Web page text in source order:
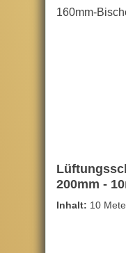
200mm -
Inhalt: 10